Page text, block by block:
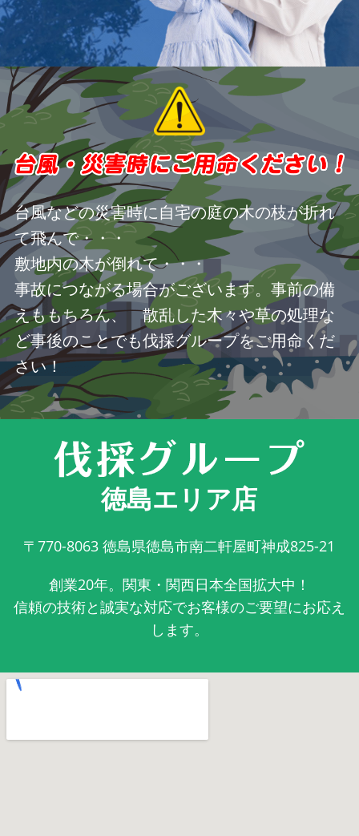
台風などの災害時に自宅の庭の木の枝が折れ
て飛んで・・・
敷地内の木が倒れて・・・
事故につながる場合がございます。事前の備
えももちろん、 散乱した木々や草の処理な
ど事後のことでも伐採グループをご用命くだ
さい！
徳島エリア店
〒770-8063 徳島県徳島市南二軒屋町神成825-21
創業20年。関東・関西日本全国拡大中！
信頼の技術と誠実な対応でお客様のご要望にお応え
します。